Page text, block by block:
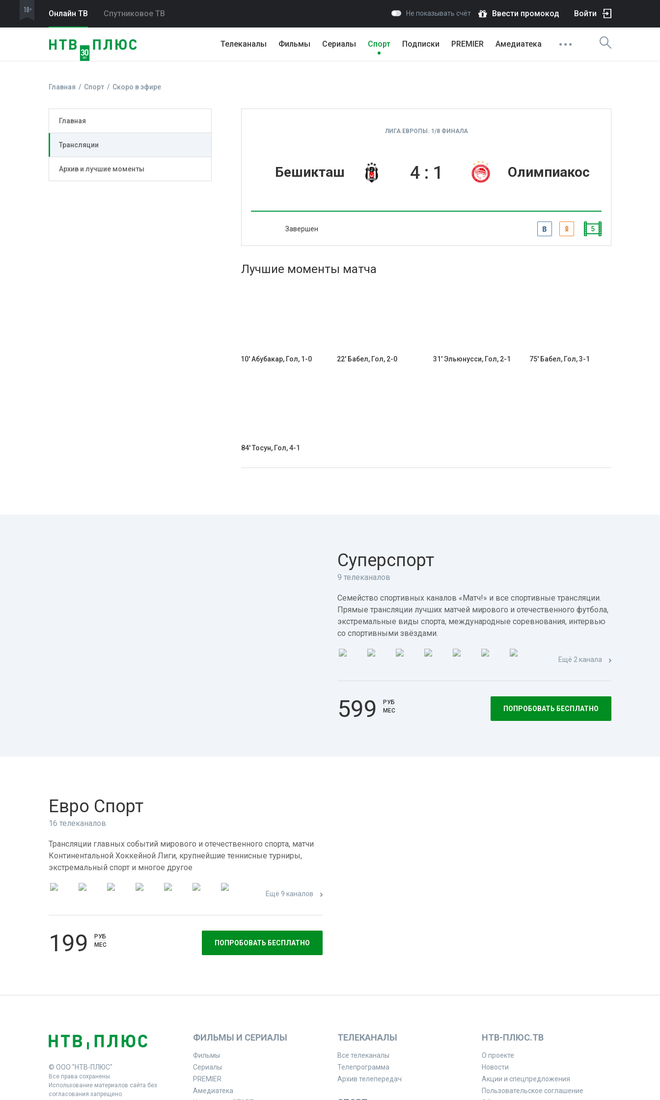
Онлайн ТВ Спутниковое ТВ Не показывать счёт Ввести промокод Войти
Телеканалы Фильмы Сериалы Спорт Подписки PREMIER Амедиатека
Главная Спорт Скоро в эфире
Главная
Трансляции
Архив и лучшие моменты
ЛИГА ЕВРОПЫ. 1/8 ФИНАЛА
Бешикташ Олимпиакос
4: 1
Завершен 5
Лучшие моменты матча
10' Абубакар, Гол, 1-0 22' Бабел, Гол, 2-0 31' Эльюнусси, Гол, 2-1 75' Бабел, Гол, 3-1
84' Тосун, Гол, 4-1
Суперспорт
9 телеканалов
Семейство спортивных каналов «Матч!» и все спортивные трансляции.
Прямые трансляции лучших матчей мирового и отечественного футбола,
экстремальные виды спорта, международные соревнования, интервью
со спортивными звёздами.
Ещё 2 канала
599
РУБ
МЕС
ПОПРОБОВАТЬ БЕСПЛАТНО
Евро Спорт
16 телеканалов
Трансляции главных событий мирового и отечественного спорта, матчи
Континентальной Хоккейной Лиги, крупнейшие теннисные турниры,
экстремальный спорт и многое другое
Ещё 9 каналов
199
РУБ
МЕС
ПОПРОБОВАТЬ БЕСПЛАТНО
© ООО "НТВ-ПЛЮС"
Все права сохранены.
Использование материалов сайта без
согласования запрещено.
ФИЛЬМЫ И СЕРИАЛЫ
Фильмы
Сериалы
PREMIER
Амедиатека
ТЕЛЕКАНАЛЫ
Все телеканалы
Телепрограмма
Архив телепередач
НТВ-ПЛЮС.ТВ
О проекте
Новости
Акции и спецпредложения
Пользовательское соглашение